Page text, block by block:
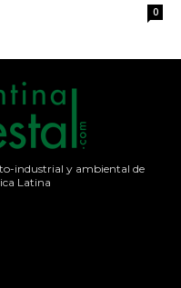
0
industrial y ambiental de
Latina